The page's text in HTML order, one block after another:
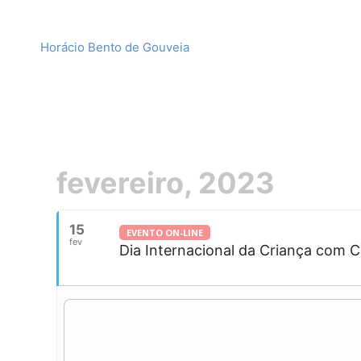
Horácio Bento de Gouveia
fevereiro, 2023
15
fev
EVENTO ON-LINE
Dia Internacional da Criança com